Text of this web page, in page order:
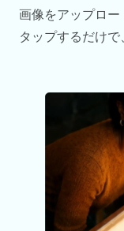
画像をアップロ
タップするだけ